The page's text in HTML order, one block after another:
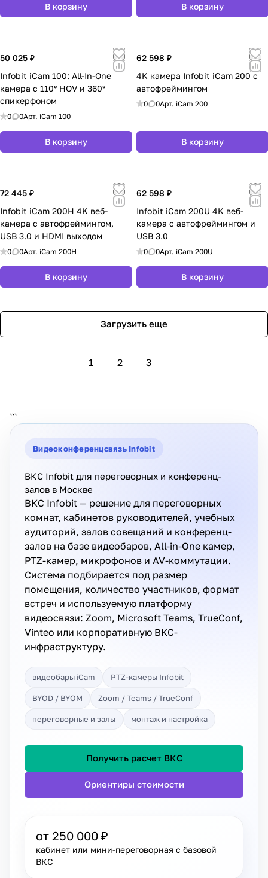
В корзину В корзину
50 025 ₽
Infobit iCam 100: All-In-One
камера с 110° HOV и 360°
спикерфоном
0 0Арт. iCam 100
В корзину
62 598 ₽
4K камера Infobit iCam 200 с
автофреймингом
0 0Арт. iCam 200
В корзину
72 445 ₽
Infobit iCam 200H 4K веб-
камера с автофреймингом,
USB 3.0 и HDMI выходом
0 0Арт. iCam 200H
В корзину
62 598 ₽
Infobit iCam 200U 4K веб-
камера с автофреймингом и
USB 3.0
0 0Арт. iCam 200U
В корзину
Загрузить еще
1 2 3
```
Видеоконференцсвязь Infobit
ВКС Infobit для переговорных и конференц-
залов в Москве
ВКС Infobit — решение для переговорных
комнат, кабинетов руководителей, учебных
аудиторий, залов совещаний и конференц-
залов на базе видеобаров, All-in-One камер,
PTZ-камер, микрофонов и AV-коммутации.
Система подбирается под размер
помещения, количество участников, формат
встреч и используемую платформу
видеосвязи: Zoom, Microsoft Teams, TrueConf,
Vinteo или корпоративную ВКС-
инфраструктуру.
видеобары iCam PTZ-камеры Infobit
BYOD / BYOM Zoom / Teams / TrueConf
переговорные и залы монтаж и настройка
Получить расчет ВКС
Ориентиры стоимости
от 250 000 ₽
кабинет или мини-переговорная с базовой
ВКС